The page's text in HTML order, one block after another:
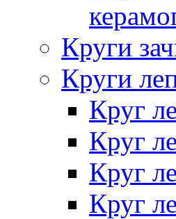
Круги
Круги
Круг
Круг
Круг
Круг